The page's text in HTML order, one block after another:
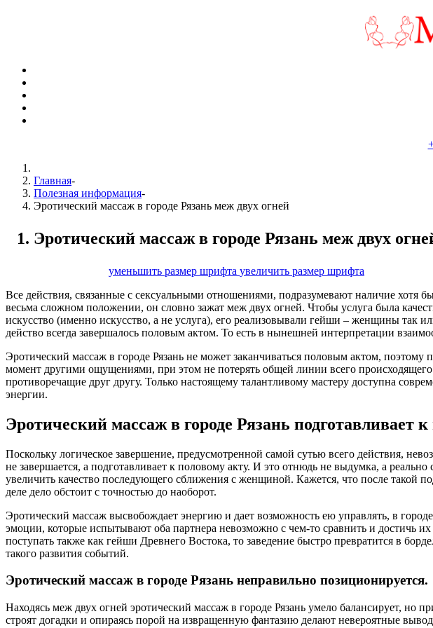
Главная-
Полезная информация-
Эротический массаж в городе Рязань меж двух огней
Эротический массаж в городе Рязань меж двух
уменьшить размер шрифта увеличить размер шрифта
Все действия, связанные с сексуальными отношениями, подразумевают наличие хотя
весьма сложном положении, он словно зажат меж двух огней. Чтобы услуга была
искусство (именно искусство, а не услуга), его реализовывали гейши – женщины так
действо всегда завершалось половым актом. То есть в нынешней интерпретации
Эротический массаж в городе Рязань не может заканчиваться половым актом,
момент другими ощущениями, при этом не потерять общей линии всего
противоречащие друг другу. Только настоящему талантливому мастеру доступна
энергии.
Эротический массаж в городе Рязань подготавливает
Поскольку логическое завершение, предусмотренной самой сутью всего действия,
не завершается, а подготавливает к половому акту. И это отнюдь не выдумка, а
увеличить качество последующего сближения с женщиной. Кажется, что после такой
деле дело обстоит с точностью до наоборот.
Эротический массаж высвобождает энергию и дает возможность ею управлять, в
эмоции, которые испытывают оба партнера невозможно с чем-то сравнить и достичь
поступать также как гейши Древнего Востока, то заведение быстро превратится в
такого развития событий.
Эротический массаж в городе Рязань неправильно позиционируется.
Находясь меж двух огней эротический массаж в городе Рязань умело балансирует,
строят догадки и опираясь порой на извращенную фантазию делают невероятные